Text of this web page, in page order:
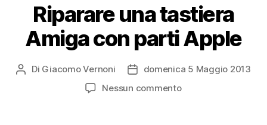
Riparare una tastiera
Amiga con parti Apple
Autore
Di Giacomo Vernoni
Datadomenica 5 Maggio 2013
Nessun commentosu